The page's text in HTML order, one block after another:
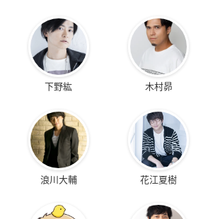
下野紘 木村昴
浪川大輔 花江夏樹